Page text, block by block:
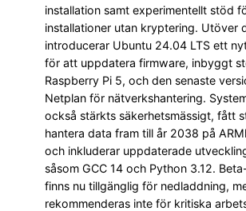
installation samt experimentellt stöd
installationer utan kryptering. Utöver
introducerar Ubuntu 24.04 LTS ett
för att uppdatera firmware, inbyggt
Raspberry Pi 5, och den senaste
Netplan för nätverkshantering.
också stärkts säkerhetsmässigt, fått
hantera data fram till år 2038 på
och inkluderar uppdaterade
såsom GCC 14 och Python 3.12.
finns nu tillgänglig för nedladdning,
rekommenderas inte för kritiska